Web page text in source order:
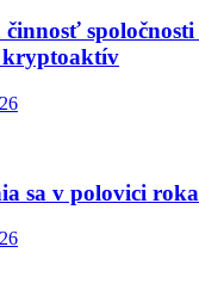
činnosť
kryptoaktív
sa v polovici